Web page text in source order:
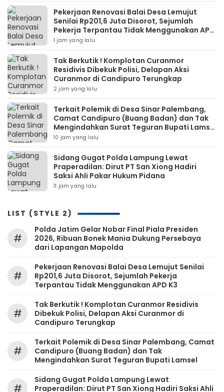
Pekerjaan Renovasi Balai Desa Lemujut
Senilai Rp201,6 Juta Disorot, Sejumlah
Pekerja Terpantau Tidak Menggunakan APD
K3
1 jam yang lalu
Tak Berkutik ! Komplotan Curanmor
Residivis Dibekuk Polisi, Delapan Aksi
Curanmor di Candipuro Terungkap
2 jam yang lalu
Terkait Polemik di Desa Sinar Palembang,
Camat Candipuro (Buang Badan) dan Tak
Mengindahkan Surat Teguran Bupati Lamsel
10 jam yang lalu
Sidang Gugat Polda Lampung Lewat
Praperadilan: Dirut PT San Xiong Hadiri
Saksi Ahli Pakar Hukum Pidana
11 jam yang lalu
LIST (STYLE 2)
#
Polda Jatim Gelar Nobar Final Piala Presiden
2026, Ribuan Bonek Mania Dukung Persebaya
dari Lapangan Mapolda
#
Pekerjaan Renovasi Balai Desa Lemujut Senilai
Rp201,6 Juta Disorot, Sejumlah Pekerja
Terpantau Tidak Menggunakan APD K3
#
Tak Berkutik ! Komplotan Curanmor Residivis
Dibekuk Polisi, Delapan Aksi Curanmor di
Candipuro Terungkap
#
Terkait Polemik di Desa Sinar Palembang, Camat
Candipuro (Buang Badan) dan Tak
Mengindahkan Surat Teguran Bupati Lamsel ‎
#
Sidang Gugat Polda Lampung Lewat
Praperadilan: Dirut PT San Xiong Hadiri Saksi Ahli